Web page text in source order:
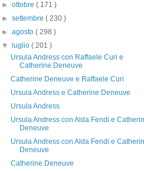
►ottobre( 171 )
►settembre( 230 )
►agosto( 298 )
▼
luglio( 201 )
Ursula Andress con Raffaele Curi e
Catherine Deneuve
Catherine Deneuve e Raffaele Curi
Ursula Andress e Catherine Deneuve
Ursula Andress
Ursula Andress con Alda Fendi e
Deneuve
Ursula Andress con Alda Fendi e
Deneuve
Catherine Deneuve